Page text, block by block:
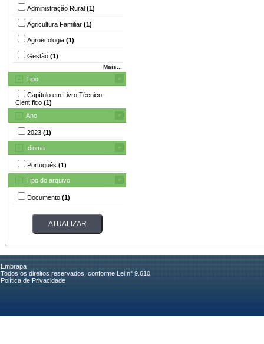
Administração Rural (1)
Agricultura Familiar (1)
Agroecologia (1)
Gestão (1)
Mais...
Tipo
Capítulo em Livro Técnico-
Científico (1)
Ano
2023 (1)
Idioma
Português (1)
Tipo do arquivo
Documento (1)
Embrapa
Todos os direitos reservados, conforme Lei n° 9.610
Política de Privacidade